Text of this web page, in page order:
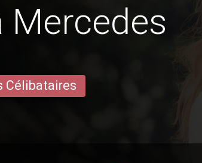
Mercedes
Célibataires